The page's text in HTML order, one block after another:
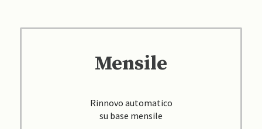
Mensile
Rinnovo automatico
su base mensile